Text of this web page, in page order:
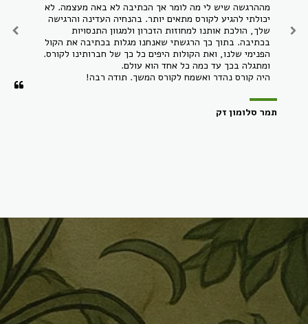
היה קורס נהדר ואשמח לקורס המשך. תודה רבה!
תמר סלומון זק